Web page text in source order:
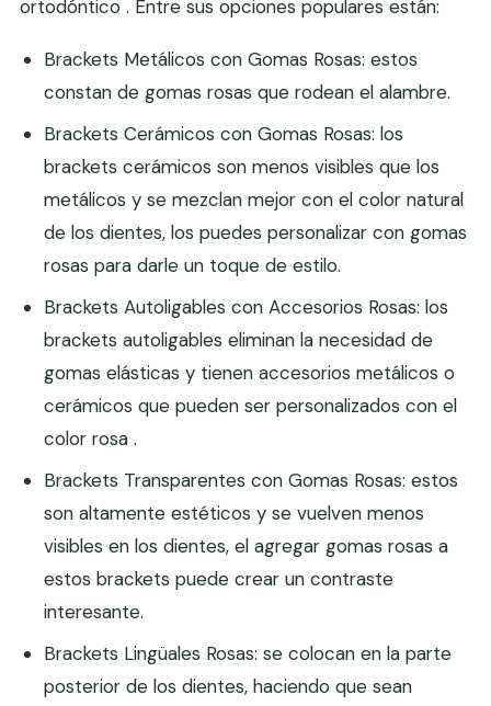
ortodóntico . Entre sus opciones populares están:
Brackets Metálicos con Gomas Rosas: estos
constan de gomas rosas que rodean el alambre.
Brackets Cerámicos con Gomas Rosas: los
brackets cerámicos son menos visibles que los
metálicos y se mezclan mejor con el color natural
de los dientes, los puedes personalizar con gomas
rosas para darle un toque de estilo.
Brackets Autoligables con Accesorios Rosas: los
brackets autoligables eliminan la necesidad de
gomas elásticas y tienen accesorios metálicos o
cerámicos que pueden ser personalizados con el
color rosa .
Brackets Transparentes con Gomas Rosas: estos
son altamente estéticos y se vuelven menos
visibles en los dientes, el agregar gomas rosas a
estos brackets puede crear un contraste
interesante.
Brackets Lingüales Rosas: se colocan en la parte
posterior de los dientes, haciendo que sean